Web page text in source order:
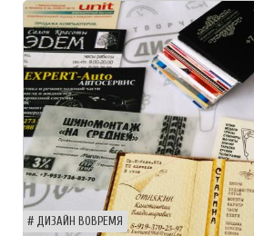
ДИЗАЙН ВОВРЕМЯ